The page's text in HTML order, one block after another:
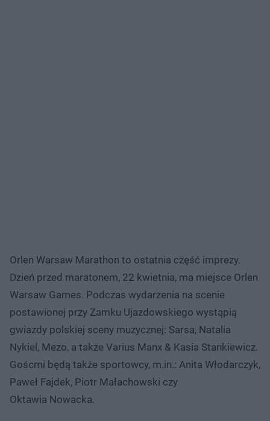
Orlen Warsaw Marathon to ostatnia część imprezy.
Dzień przed maratonem, 22 kwietnia, ma miejsce Orlen
Warsaw Games. Podczas wydarzenia na scenie
postawionej przy Zamku Ujazdowskiego wystąpią
gwiazdy polskiej sceny muzycznej: Sarsa, Natalia
Nykiel, Mezo, a także Varius Manx & Kasia Stankiewicz.
Goścmi będą także sportowcy, m.in.: Anita Włodarczyk,
Paweł Fajdek, Piotr Małachowski czy
Oktawia Nowacka.